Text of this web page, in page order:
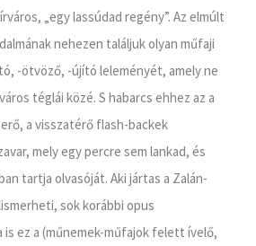
„egy lassúdad regény”. Az elmúlt
nehezen találjuk olyan műfaji
-ötvöző, -újító leleményét, amely ne
téglái közé. S habarcs ehhez az a
a visszatérő flash-backek
mely egy percre sem lankad, és
tartja olvasóját. Aki jártas a Zalán-
sok korábbi opus
is ez a (műnemek-műfajok felett ívelő,